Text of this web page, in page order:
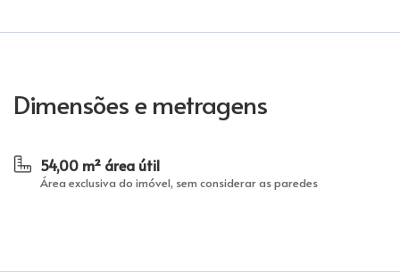
Dimensões e metragens
54,00 m² área útil
Área exclusiva do imóvel, sem considerar as paredes